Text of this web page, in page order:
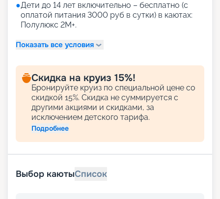
●Дети до 14 лет включительно – бесплатно (с
оплатой питания 3000 руб в сутки) в каютах:
Полулюкс 2М+.
Показать все условия
Скидка на круиз 15%!
Бронируйте круиз по специальной цене со
скидкой 15%. Скидка не суммируется с
другими акциями и скидками, за
исключением детского тарифа.
Подробнее
Выбор каютыСписок